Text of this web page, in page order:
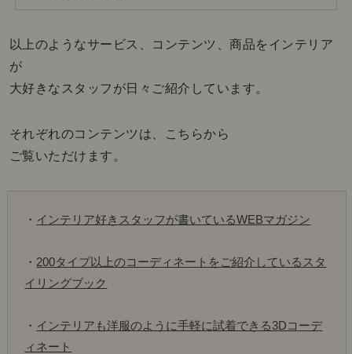
以上のようなサービス、コンテンツ、商品をインテリア
が
大好きなスタッフが日々ご紹介しています。
それぞれのコンテンツは、こちらから
ご覧いただけます。
・ インテリア好きスタッフが書いているWEBマガジン
・ 200タイプ以上のコーディネートをご紹介しているスタ
イリングブック
・ インテリアも洋服のように手軽に試着できる3Dコーデ
ィネート